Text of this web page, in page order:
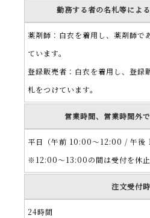
勤務する者の名札等によ
薬剤師：白衣を着用し、薬剤師で
ています。
登録販売者：白衣を着用し、登録
札をつけています。
営業時間、営業時間外
平日（午前 10:00～12:00 / 午後
※12:00～13:00の間は受付を休止
注文受付
24時間